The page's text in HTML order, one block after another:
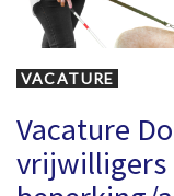
VACATURE
Vacature
vrijwilligers